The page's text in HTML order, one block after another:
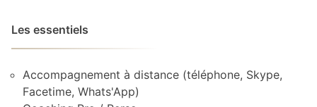
Les essentiels
Accompagnement à distance (téléphone, Skype,
Facetime, Whats'App)